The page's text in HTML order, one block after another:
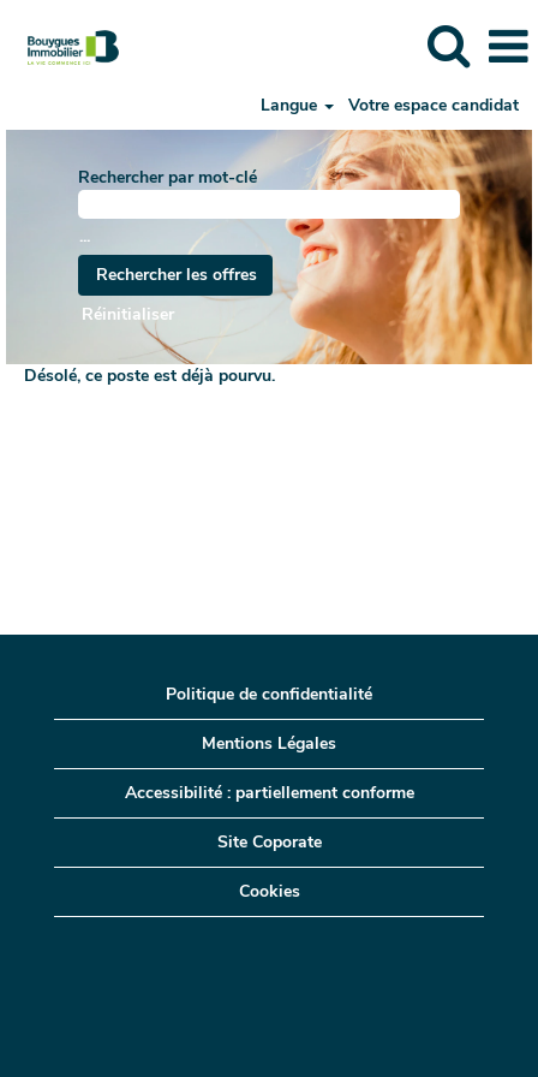
Langue Votre espace candidat
Rechercher par mot-clé
...
Réinitialiser
Désolé, ce poste est déjà pourvu.
Politique de confidentialité
Mentions Légales
Accessibilité : partiellement conforme
Site Coporate
Cookies